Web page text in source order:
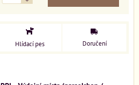
Hlídací pes Doručení